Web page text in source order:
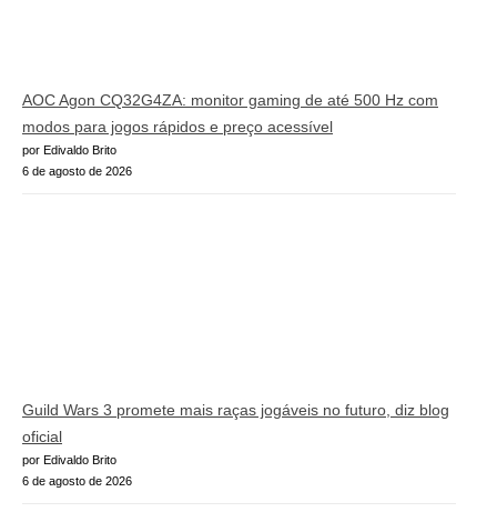
AOC Agon CQ32G4ZA: monitor gaming de até 500 Hz com
modos para jogos rápidos e preço acessível
por Edivaldo Brito
6 de agosto de 2026
Guild Wars 3 promete mais raças jogáveis no futuro, diz blog
oficial
por Edivaldo Brito
6 de agosto de 2026